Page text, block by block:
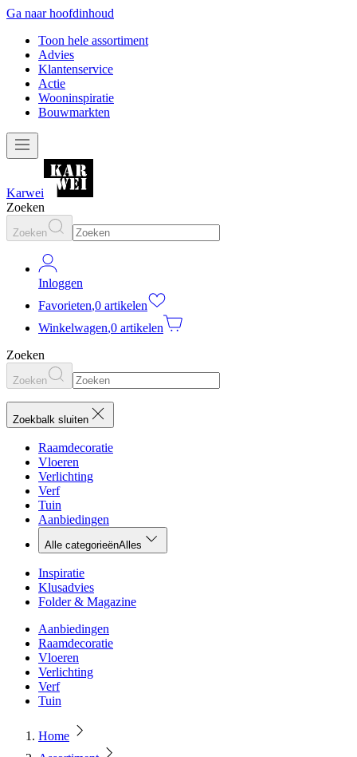
Ga naar hoofdinhoud
Toon hele assortiment
Advies
Klantenservice
Actie
Wooninspiratie
Bouwmarkten
Karwei
Zoeken
Zoeken
Inloggen
Favorieten,0 artikelen
Winkelwagen,0 artikelen
Zoeken
Zoeken
Zoekbalk sluiten
Raamdecoratie
Vloeren
Verlichting
Verf
Tuin
Aanbiedingen
Alle categorieënAlles
Inspiratie
Klusadvies
Folder & Magazine
Aanbiedingen
Raamdecoratie
Vloeren
Verlichting
Verf
Tuin
Home